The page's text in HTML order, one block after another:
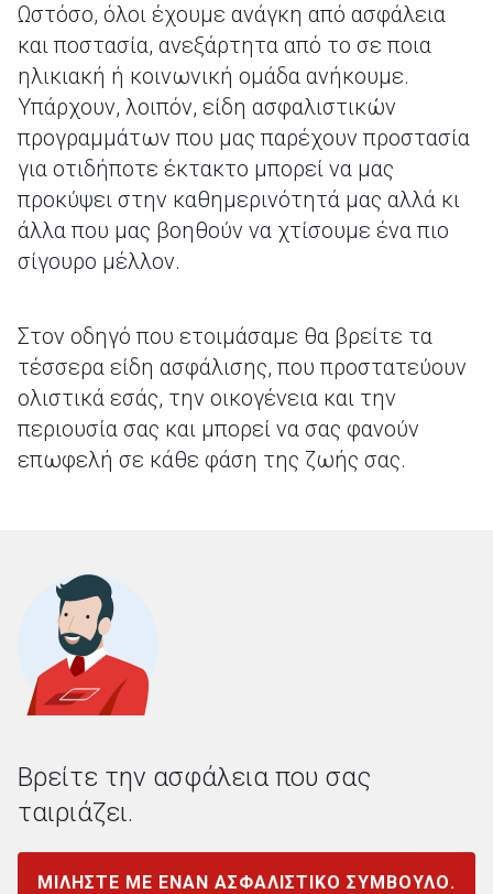
Ωστόσο, όλοι έχουμε ανάγκη από ασφάλεια
και ποστασία, ανεξάρτητα από το σε ποια
ηλικιακή ή κοινωνική ομάδα ανήκουμε.
Υπάρχουν, λοιπόν, είδη ασφαλιστικών
προγραμμάτων που μας παρέχουν προστασία
για οτιδήποτε έκτακτο μπορεί να μας
προκύψει στην καθημερινότητά μας αλλά κι
άλλα που μας βοηθούν να χτίσουμε ένα πιο
σίγουρο μέλλον.
Στον οδηγό που ετοιμάσαμε θα βρείτε τα
τέσσερα είδη ασφάλισης, που προστατεύουν
ολιστικά εσάς, την οικογένεια και την
περιουσία σας και μπορεί να σας φανούν
επωφελή σε κάθε φάση της ζωής σας.
Βρείτε την ασφάλεια που σας
ταιριάζει.
ΜΙΛΗΣΤΕ ΜΕ ΕΝΑΝ ΑΣΦΑΛΙΣΤΙΚΟ ΣΥΜΒΟΥΛΟ.